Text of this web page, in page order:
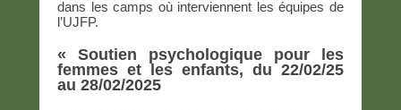
dans les camps où interviennent les équipes de
l’UJFP.
« Soutien psychologique pour les
femmes et les enfants, du 22/02/25
au 28/02/2025